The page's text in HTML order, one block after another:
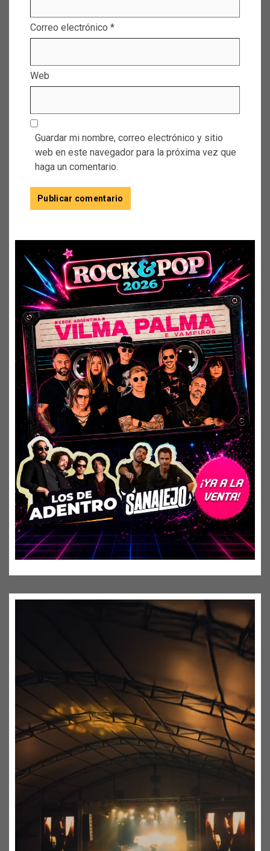
Correo electrónico *
Web
Guardar mi nombre, correo electrónico y sitio
web en este navegador para la próxima vez que
haga un comentario.